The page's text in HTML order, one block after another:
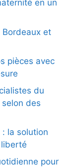
en un
et
pièces avec
du
des
la solution
liberté
pour